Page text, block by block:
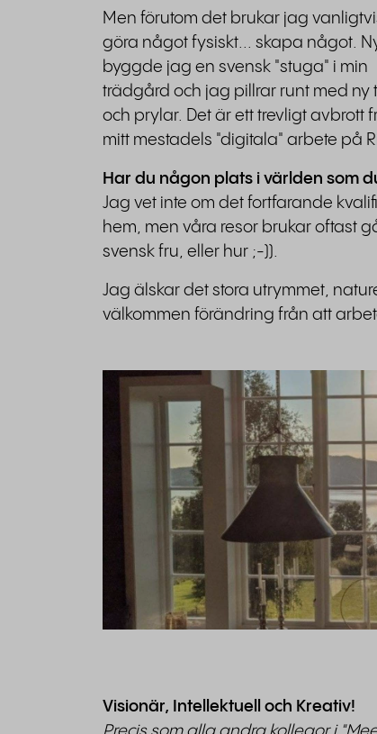
Men förutom det brukar jag
göra något fysiskt... skapa något.
byggde jag en svensk "stuga" i min
trädgård och jag pillrar runt med ny
och prylar. Det är ett trevligt avbrott
mitt mestadels "digitala" arbete på
Har du någon plats i världen som
Jag vet inte om det fortfarande
hem, men våra resor brukar oftast
svensk fru, eller hur ;-)).
Jag älskar det stora utrymmet,
välkommen förändring från att
Visionär, Intellektuell och Kreativ!
Precis som alla andra kollegor i